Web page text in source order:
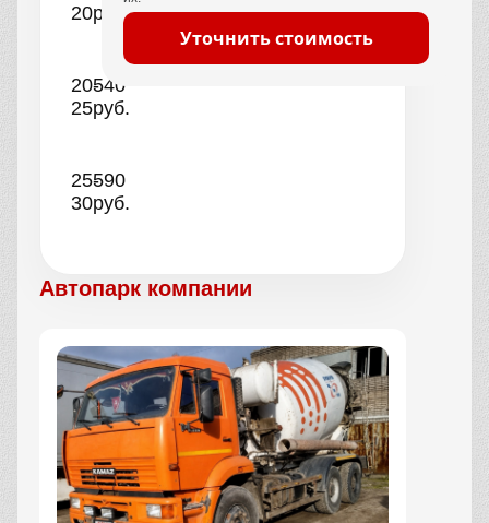
20руб.
20-
25
540
руб.
25-
30
590
руб.
Уточнить стоимость
Автопарк компании